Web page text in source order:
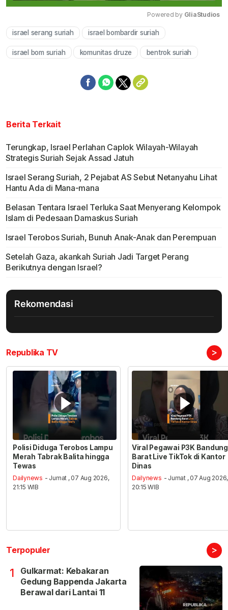
Powered by GliaStudios
israel serang suriah israel bombardir suriah
israel bom suriah komunitas druze bentrok suriah
Berita Terkait
Terungkap, Israel Perlahan Caplok Wilayah-Wilayah
Strategis Suriah Sejak Assad Jatuh
Israel Serang Suriah, 2 Pejabat AS Sebut Netanyahu Lihat
Hantu Ada di Mana-mana
Belasan Tentara Israel Terluka Saat Menyerang Kelompok
Islam di Pedesaan Damaskus Suriah
Israel Terobos Suriah, Bunuh Anak-Anak dan Perempuan
Setelah Gaza, akankah Suriah Jadi Target Perang
Berikutnya dengan Israel?
Rekomendasi
Republika TV >
Polisi Diduga Terobos Lampu
Merah Tabrak Balita hingga
Tewas
Dailynews - Jumat , 07 Aug 2026,
21:15 WIB
Viral Pegawai P3K Bandung
Barat Live TikTok di Kantor
Dinas
Dailynews - Jumat , 07 Aug 2026,
20:15 WIB
Terpopuler >
1
Gulkarmat: Kebakaran
Gedung Bappenda Jakarta
Berawal dari Lantai 11